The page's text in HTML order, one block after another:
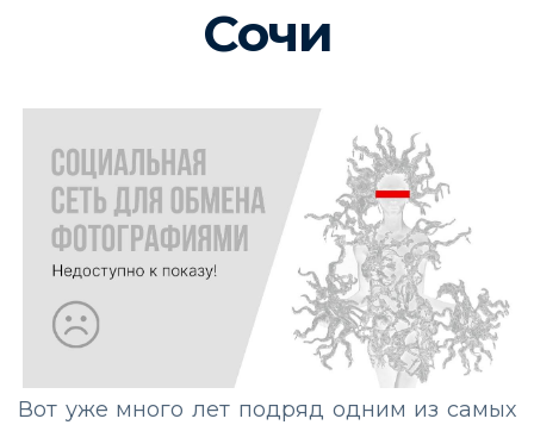
Сочи
Вот уже много лет подряд одним из самых